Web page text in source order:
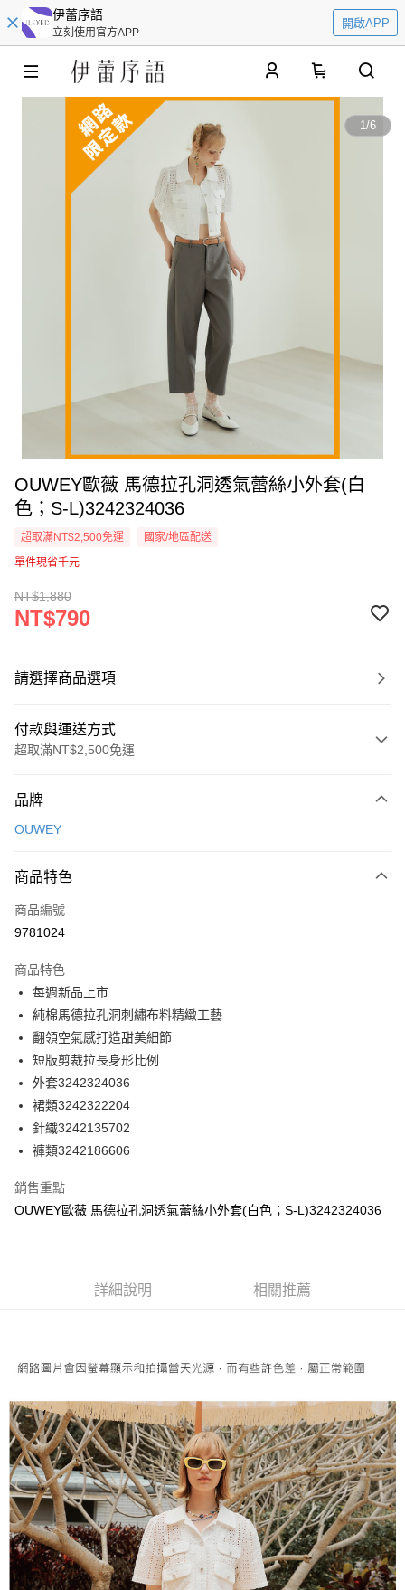
伊蕾序語
立刻使用官方APP
開啟APP
1/6
OUWEY歐薇 馬德拉孔洞透氣蕾絲小外套(白
色；S-L)3242324036
超取滿NT$2,500免運
國家/地區配送
單件現省千元
NT$1,880
NT$790
請選擇商品選項
付款與運送方式
超取滿NT$2,500免運
信用卡一次付款
3 期 0 利率 每期
合作金庫商業銀行
上海商業儲蓄銀行
臺灣中小企業銀行
匯豐（台灣）商業銀行
聯邦商業銀行
遠東國際商業銀行
元大商業銀行
玉山商業銀行
台灣樂天信用卡公司
超商取貨付款
LINE Pay
Apple Pay
街口支付
悠遊付
全盈+PAY
大哥付你分期
相關說明
【大哥付你分期使用說明】
2.付款方式選擇「大哥付你分期」，訂單成立後會自動跳轉到大哥付的交易
成交易。
法說明評估內容。
【繳款方式說明】
帳／街口支付／iPASS MONEY」等通路繳費。
1.本服務係由「台灣大哥大股份有限公司」（以下簡稱本公司）所提供，讓
用戶於交易時，得透過本服務購買商品或服務，並由商店將買賣／分期付款
買賣價金債權讓與本公司後，依約使用本公司帳單繳交帳款。
2.基於同意付款使用「大哥付你分期」之契約關係目的，商店將以您的個人
資料（包含姓名、電話或地址）提供予台灣大哥大進項蒐集、處理及利用，
由本公司與您本人進行分期帳單所需資料之確認、核對及更正。
3.完整用戶服務條款，請詳閱以下連結：https://oppay.tw/userRule
相關說明
【關於「AFTEE先享後付」】
３．安心：先確認商品／服務後，再付款。
２．訂單成立數日內，您將收到繳費通知簡訊。
ATM／網路銀行／等多元方式進行付款，方視為交易完成。
※ 請注意：結帳手續完成當下不需立刻繳費，但若您需要取消訂單，請聯絡
購買商品的店家。未經商家同意取消之訂單仍視為有效，需透過AFTEE先享
後付繳納相關費用。
※ 交易是否成功請以「AFTEE先享後付 」之結帳頁面顯示為準，若有關於
是否繳費成功／繳費後需取消欲退款等相關疑問，請聯繫「AFTEE先享後付
客戶支援中心」https://netprotections.freshdesk.com/support/home
【注意事項】
１．透過由恩沛科技股份有限公司提供之「AFTEE先享後付」服務完成之交
易，需依本服務之必要範圍內提供個人資料，並將交易相關給付款項請求債
權轉讓予恩沛科技股份有限公司。
每筆NT$120，滿NT$2,500(含以上)免運費
萊爾富取貨付款
每筆NT$120，滿NT$2,500(含以上)免運費
付款後萊爾富取貨
每筆NT$120，滿NT$2,500(含以上)免運費
7-11取貨付款
每筆NT$120，滿NT$2,500(含以上)免運費
付款後7-11取貨
每筆NT$120，滿NT$2,500(含以上)免運費
品牌
OUWEY
商品特色
商品編號
9781024
商品特色
每週新品上市
純棉馬德拉孔洞刺繡布料精緻工藝
翻領空氣感打造甜美細節
短版剪裁拉長身形比例
外套3242324036
裙類3242322204
針織3242135702
褲類3242186606
銷售重點
OUWEY歐薇 馬德拉孔洞透氣蕾絲小外套(白色；S-L)3242324036
詳細說明 相關推薦